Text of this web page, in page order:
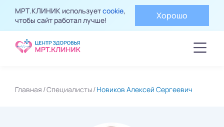
МРТ.КЛИНИК используетcookie,
чтобы сайт работал лучше!
Хорошо
Главная Специалисты Новиков Алексей Сергеевич